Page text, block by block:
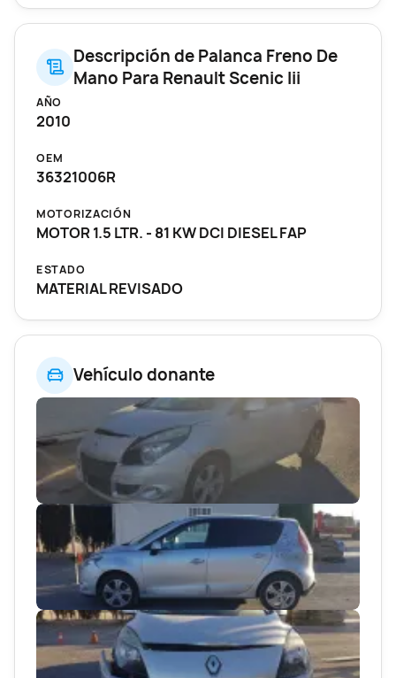
Vehículo donante
Descripción de Palanca Freno De
Mano Para Renault Scenic Iii
AÑO
2010
OEM
36321006R
MOTORIZACIÓN
MOTOR 1.5 LTR. - 81 KW DCI DIESEL FAP
ESTADO
MATERIAL REVISADO